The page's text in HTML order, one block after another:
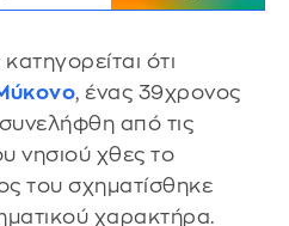
ότι
, ένας 39χρονος
από τις
νησιού χθες το
του σχηματίσθηκε
χαρακτήρα.